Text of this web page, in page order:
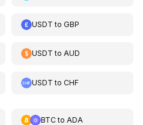
USDT toGBP
USDT toAUD
USDT toCHF
BTCto ADA